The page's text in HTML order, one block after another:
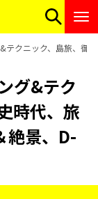
クニック、島旅、御
グ&テク
時代、旅
絶景、D-